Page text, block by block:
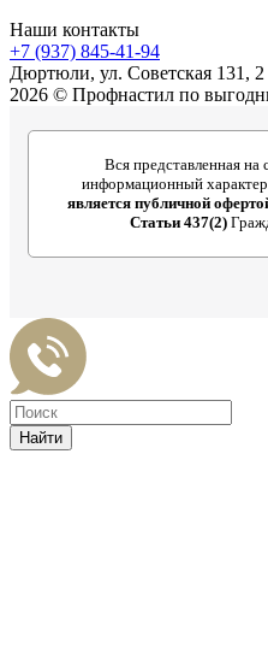
Наши контакты
+7 (937) 845-41-94
Дюртюли, ул. Советская 131, 2
2026 © Профнастил по
Вся представленная на
информационный
является публичной
Статьи 437(2)
Найти